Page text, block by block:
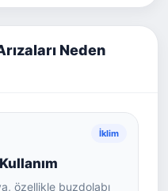
Neden
İklim
özellikle buzdolabı